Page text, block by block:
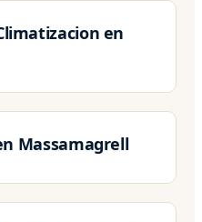
en
Massamagrell